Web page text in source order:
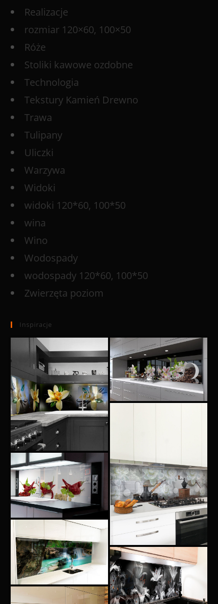
Realizacje
rozmiar 120×60, 100×50
Róże
Stoliki kawowe ozdobne
Technologia
Tekstury Kamień Drewno
Trawa
Tulipany
Uliczki
Warzywa
Widoki
widoki 120*60, 100*50
wina
Wino
Wodospady
wodospady 120*60, 100*50
Zwierzęta poziom
Inspiracje